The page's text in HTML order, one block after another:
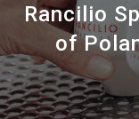
Rancilio
of
Our brands
Group